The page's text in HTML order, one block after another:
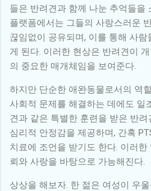
들은 반려견과 함께 나눈 추억들을
플랫폼에서는 그들의 사랑스러운
끊임없이 공유되며, 이를 통해 사
게 된다. 이러한 현상은 반려견이
의 중요한 매개체임을 보여준다.
하지만 단순한 애완동물로서의 역
사회적 문제를 해결하는 데에도 일
견과 같은 특별한 훈련을 받은 반
심리적 안정감을 제공하며, 간혹
치료에 조언을 받기도 한다. 이러
뢰와 사랑을 바탕으로 가능해진다.
상상을 해보자. 한 젊은 여성이 우